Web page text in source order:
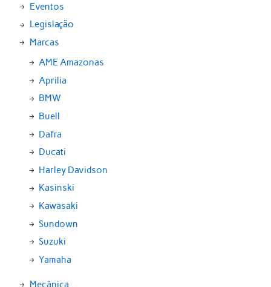
Eventos
Legislação
Marcas
AME Amazonas
Aprilia
BMW
Buell
Dafra
Ducati
Harley Davidson
Kasinski
Kawasaki
Sundown
Suzuki
Yamaha
Mecânica